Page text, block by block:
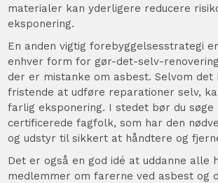
materialer kan yderligere reducere
eksponering.
En anden vigtig forebyggelsesstrategi
enhver form for gør-det-selv-
der er mistanke om asbest. Selvom
fristende at udføre reparationer selv,
farlig eksponering. I stedet bør du
certificerede fagfolk, som har den
og udstyr til sikkert at håndtere og
Det er også en god idé at uddanne alle
medlemmer om farerne ved asbest og